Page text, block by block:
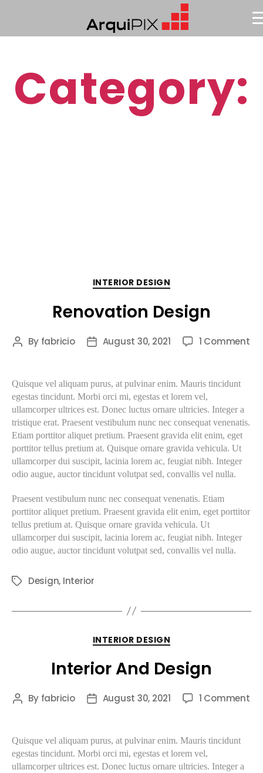
Category:
INTERIOR DESIGN
Renovation Design
By fabricio August 30, 2021 1 Comment
Quisque vel aliquam purus, at pulvinar enim. Mauris tincidunt
egestas tincidunt. Morbi orci mi, egestas et lorem vel,
ullamcorper ultrices est. Donec luctus ornare ultricies. Integer a
tristique erat. Praesent vestibulum nunc nec consequat venenatis.
Etiam porttitor aliquet pretium. Praesent gravida elit enim, eget
porttitor tellus pretium at. Quisque ornare gravida vehicula. Ut
ullamcorper dui suscipit, lacinia lorem ac, feugiat nibh. Integer
odio augue, auctor tincidunt volutpat sed, convallis vel nulla.
Praesent vestibulum nunc nec consequat venenatis. Etiam
porttitor aliquet pretium. Praesent gravida elit enim, eget porttitor
tellus pretium at. Quisque ornare gravida vehicula. Ut
ullamcorper dui suscipit, lacinia lorem ac, feugiat nibh. Integer
odio augue, auctor tincidunt volutpat sed, convallis vel nulla.
Design, Interior
INTERIOR DESIGN
Interior And Design
By fabricio August 30, 2021 1 Comment
Quisque vel aliquam purus, at pulvinar enim. Mauris tincidunt
egestas tincidunt. Morbi orci mi, egestas et lorem vel,
ullamcorper ultrices est. Donec luctus ornare ultricies. Integer a